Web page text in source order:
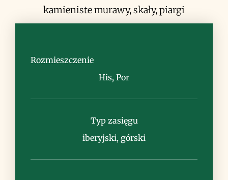
kamieniste murawy, skały, piargi
Górach Kantabryjskich P. o. subsp.
anomalum (Lag.) Vogt et Greuter
Rozmieszczenie
His, Por
Typ zasięgu
iberyjski, górski